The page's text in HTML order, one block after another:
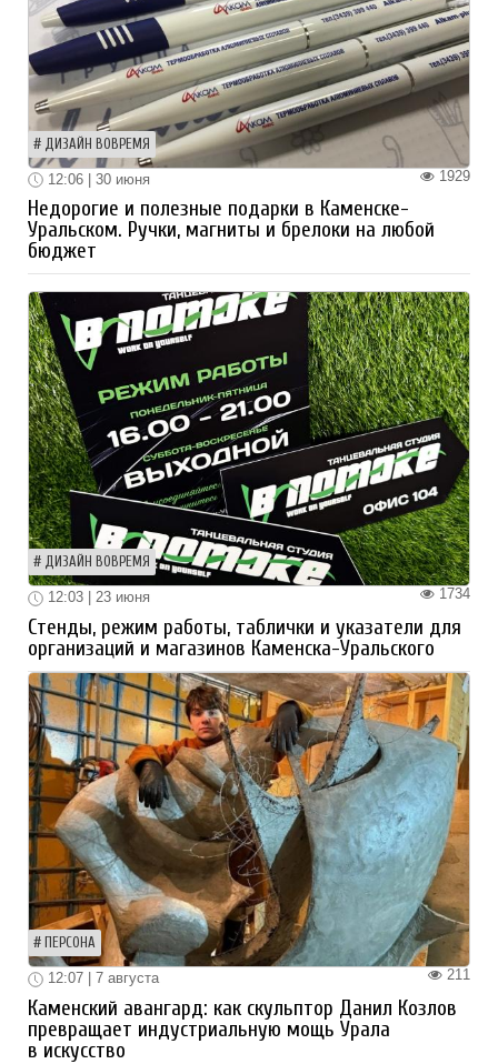
ДИЗАЙН ВОВРЕМЯ
1929
12:06 | 30 июня
Недорогие и полезные подарки в Каменске-
Уральском. Ручки, магниты и брелоки на любой
бюджет
ДИЗАЙН ВОВРЕМЯ
1734
12:03 | 23 июня
Стенды, режим работы, таблички и указатели для
организаций и магазинов Каменска-Уральского
ПЕРСОНА
211
12:07 | 7 августа
Каменский авангард: как скульптор Данил Козлов
превращает индустриальную мощь Урала
в искусство